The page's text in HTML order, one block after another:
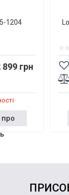
1204
899 грн
про